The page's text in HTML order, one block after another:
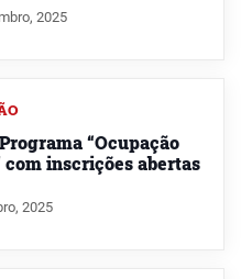
2025
“Ocupação
com inscrições abertas
2025